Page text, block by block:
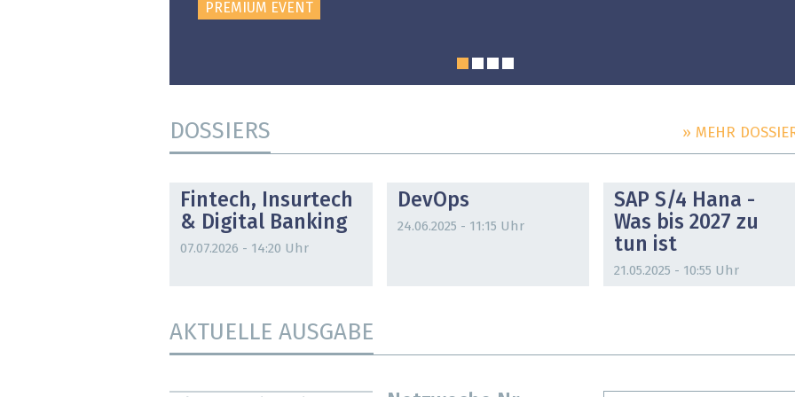
PREMIUM EVENT
DOSSIERS » MEHR
Fintech, Insurtech
& Digital Banking
07.07.2026 - 14:20 Uhr
DevOps
24.06.2025 - 11:15 Uhr
SAP S/4 Hana -
Was bis 2027 zu
tun ist
21.05.2025 - 10:55 Uhr
AKTUELLE AUSGABE